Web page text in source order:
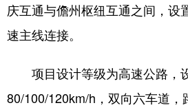
庆互通与儋州枢纽互通之间，设
速主线连接。
项目设计等级为高速公路，
80/100/120km/h，双向六车道，